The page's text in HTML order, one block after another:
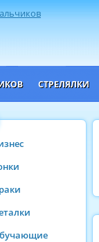
СТРЕЛЯЛКИ